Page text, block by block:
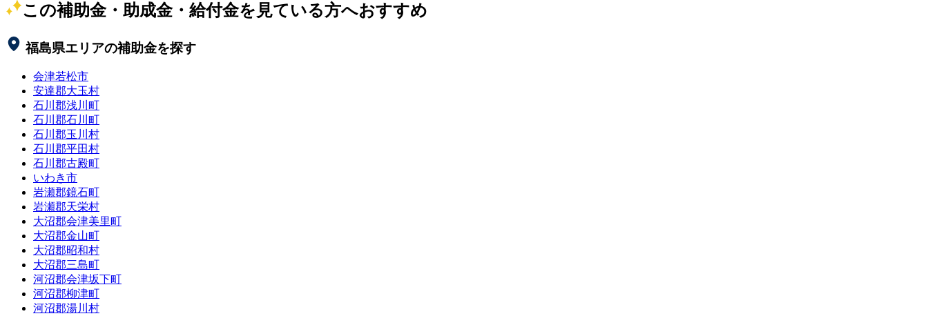
この補助金・助成金・給付金を見ている方へおすすめ
福島県エリアの補助金を探す
会津若松市
安達郡大玉村
石川郡浅川町
石川郡石川町
石川郡玉川村
石川郡平田村
石川郡古殿町
いわき市
岩瀬郡鏡石町
岩瀬郡天栄村
大沼郡会津美里町
大沼郡金山町
大沼郡昭和村
大沼郡三島町
河沼郡会津坂下町
河沼郡柳津町
河沼郡湯川村